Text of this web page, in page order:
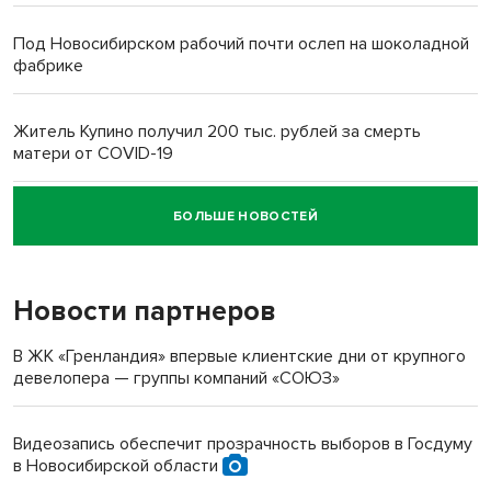
Под Новосибирском рабочий почти ослеп на шоколадной
фабрике
Житель Купино получил 200 тыс. рублей за смерть
матери от COVID-19
Новосибирский суд наказал водителя за смерть
пенсионерки на вокзале
БОЛЬШЕ НОВОСТЕЙ
Новости партнеров
В ЖК «Гренландия» впервые клиентские дни от крупного
девелопера — группы компаний «СОЮЗ»
Видеозапись обеспечит прозрачность выборов в Госдуму
в Новосибирской области